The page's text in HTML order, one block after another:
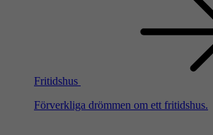
Fritidshus
Förverkliga drömmen om ett fritidshus.